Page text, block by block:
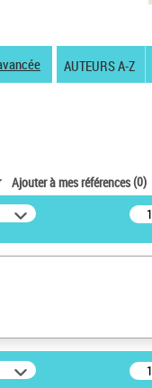
AUTEURS A-Z
Ajouter à mes références(0)